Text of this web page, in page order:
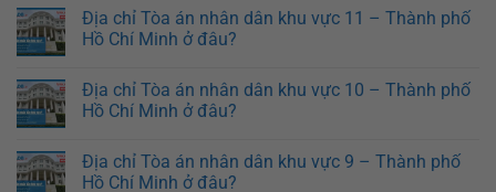
Địa chỉ Tòa án nhân dân khu vực 11 – Thành phố
Hồ Chí Minh ở đâu?
Địa chỉ Tòa án nhân dân khu vực 10 – Thành phố
Hồ Chí Minh ở đâu?
Địa chỉ Tòa án nhân dân khu vực 9 – Thành phố
Hồ Chí Minh ở đâu?